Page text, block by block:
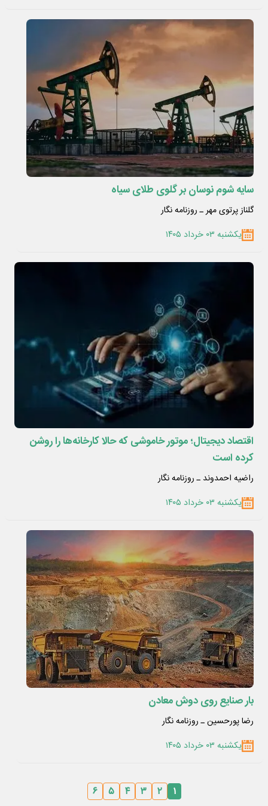
سایه‌ شوم نوسان بر گلوی طلای سیاه
گلناز پرتوی مهر ـ روزنامه نگار
یکشنبه ۰۳ خرداد ۱۴۰۵
اقتصاد دیجیتال؛ موتور خاموشی که حالا کارخانه‌ها را روشن
کرده است
راضیه احمدوند ـ روزنامه نگار
یکشنبه ۰۳ خرداد ۱۴۰۵
بار صنایع روی دوش معادن
رضا پورحسین ـ روزنامه نگار
یکشنبه ۰۳ خرداد ۱۴۰۵
۱ ۲ ۳ ۴ ۵ ۶